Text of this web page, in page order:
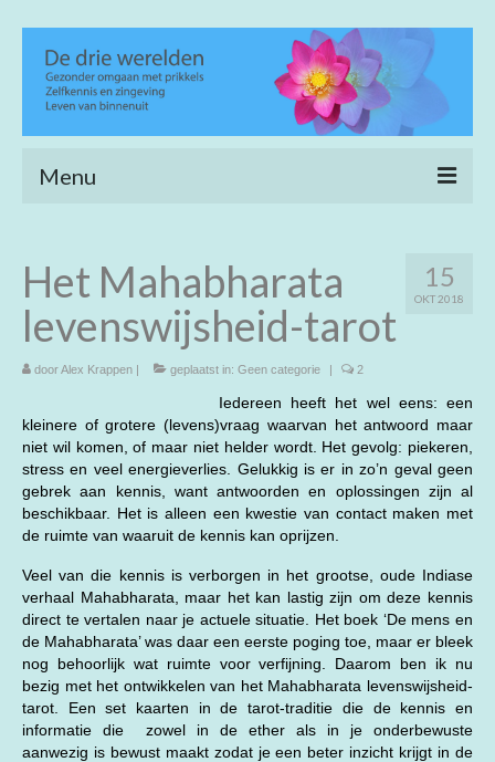
Menu
Heling en verfijning
Life coaching
Wijs wandelen
Achtergrond
Open meditatie
15
OKT 2018
Het Mahabharata
levenswijsheid-tarot
doorAlex Krappen | geplaatst in: Geen categorie | 2
Iedereen heeft het wel eens: een
kleinere of grotere (levens)vraag waarvan het antwoord maar
niet wil komen, of maar niet helder wordt. Het gevolg: piekeren,
stress en veel energieverlies. Gelukkig is er in zo’n geval geen
gebrek aan kennis, want antwoorden en oplossingen zijn al
beschikbaar. Het is alleen een kwestie van contact maken met
de ruimte van waaruit de kennis kan oprijzen.
Veel van die kennis is verborgen in het grootse, oude Indiase
verhaal Mahabharata, maar het kan lastig zijn om deze kennis
direct te vertalen naar je actuele situatie. Het boek ‘De mens en
de Mahabharata’ was daar een eerste poging toe, maar er bleek
nog behoorlijk wat ruimte voor verfijning. Daarom ben ik nu
bezig met het ontwikkelen van het Mahabharata levenswijsheid-
tarot. Een set kaarten in de tarot-traditie die de kennis en
informatie die zowel in de ether als in je onderbewuste
aanwezig is bewust maakt zodat je een beter inzicht krijgt in de